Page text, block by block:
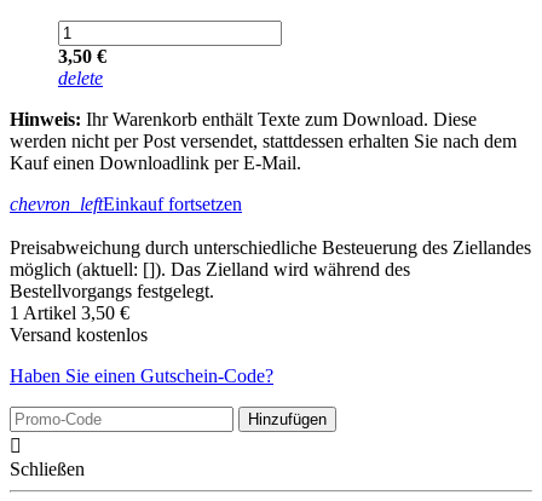
3,50 €
delete
Hinweis: Ihr Warenkorb enthält Texte zum Download. Diese
werden nicht per Post versendet, stattdessen erhalten Sie nach dem
Kauf einen Downloadlink per E-Mail.
chevron_leftEinkauf fortsetzen
Preisabweichung durch unterschiedliche Besteuerung des Ziellandes
möglich (aktuell: []). Das Zielland wird während des
Bestellvorgangs festgelegt.
1 Artikel 3,50 €
Versand kostenlos
Haben Sie einen Gutschein-Code?
Hinzufügen

Schließen